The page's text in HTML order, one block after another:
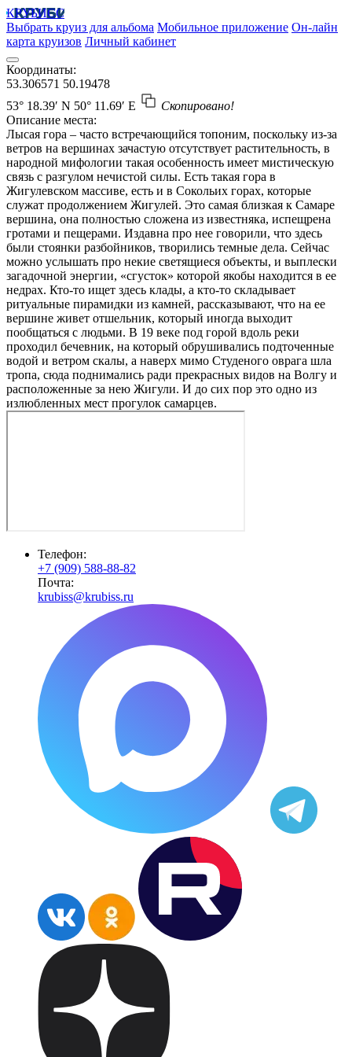
КРУБИСС
Выбрать круиз для альбома Мобильное приложение Он-лайн
карта круизов Личный кабинет
Координаты:
53.306571 50.19478
53° 18.39′ N 50° 11.69′ E
Скопировано!
Описание места:
Лысая гора – часто встречающийся топоним, поскольку из-за
ветров на вершинах зачастую отсутствует растительность, в
народной мифологии такая особенность имеет мистическую
связь с разгулом нечистой силы. Есть такая гора в
Жигулевском массиве, есть и в Сокольих горах, которые
служат продолжением Жигулей. Это самая близкая к Самаре
вершина, она полностью сложена из известняка, испещрена
гротами и пещерами. Издавна про нее говорили, что здесь
были стоянки разбойников, творились темные дела. Сейчас
можно услышать про некие светящиеся объекты, и выплески
загадочной энергии, «сгусток» которой якобы находится в ее
недрах. Кто-то ищет здесь клады, а кто-то складывает
ритуальные пирамидки из камней, рассказывают, что на ее
вершине живет отшельник, который иногда выходит
пообщаться с людьми. В 19 веке под горой вдоль реки
проходил бечевник, на который обрушивались подточенные
водой и ветром скалы, а наверх мимо Студеного оврага шла
тропа, сюда поднимались ради прекрасных видов на Волгу и
расположенные за нею Жигули. И до сих пор это одно из
излюбленных мест прогулок самарцев.
Телефон:
+7 (909) 588-88-82
Почта:
krubiss@krubiss.ru